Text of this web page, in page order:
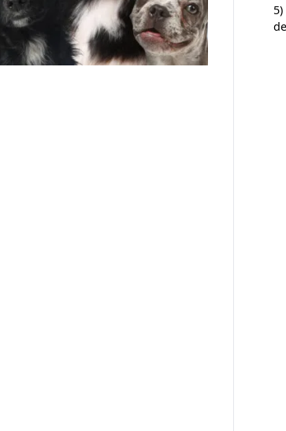
5)